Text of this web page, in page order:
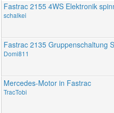
Fastrac 2155 4WS Elektronik
schalkei
Fastrac 2135 Gruppenschaltung
Domi811
Mercedes-Motor in Fastrac
TracTobi